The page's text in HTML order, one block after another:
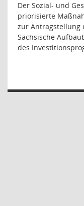
Der Sozial- und
priorisierte
zur Antragstellung
Sächsische
des